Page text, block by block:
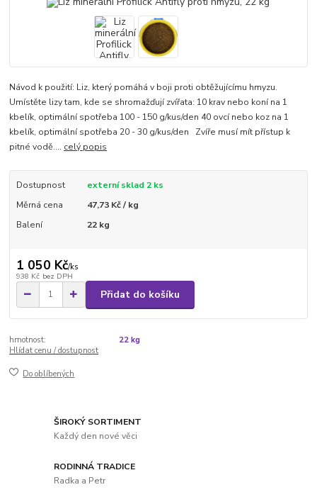
Návod k použití: Liz, který pomáhá v boji proti obtěžujícímu hmyzu.
Umístěte lizy tam, kde se shromažďují zvířata: 10 krav nebo koní na 1
kbelík, optimální spotřeba 100 - 150 g/kus/den 40 ovcí nebo koz na 1
kbelík, optimální spotřeba 20 - 30 g/kus/den Zvíře musí mít přístup k
pitné vodě.... celý popis
Dostupnost
externí sklad 2 ks
Měrná cena
47,73 Kč / kg
Balení
22 kg
1 050 Kč/ks
938 Kč bez DPH
Přidat do košíku
hmotnost:
22 kg
Hlídat cenu / dostupnost
Do oblíbených
ŠIROKÝ SORTIMENT
Každý den nové věci
RODINNÁ TRADICE
Radka a Petr